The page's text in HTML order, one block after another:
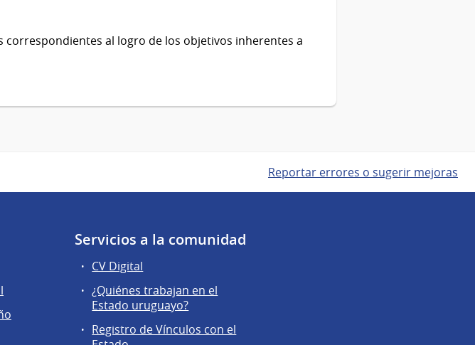
correspondientes al logro de los objetivos inherentes a
Reportar errores o sugerir mejoras
Servicios a la comunidad
CV Digital
¿Quiénes trabajan en el
Estado uruguayo?
Registro de Vínculos con el